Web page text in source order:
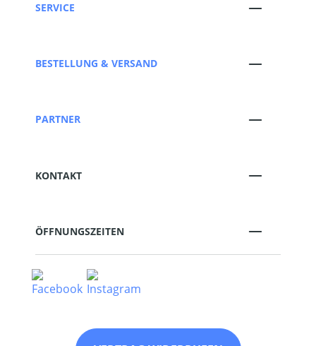
SERVICE
BESTELLUNG & VERSAND
PARTNER
KONTAKT
ÖFFNUNGSZEITEN